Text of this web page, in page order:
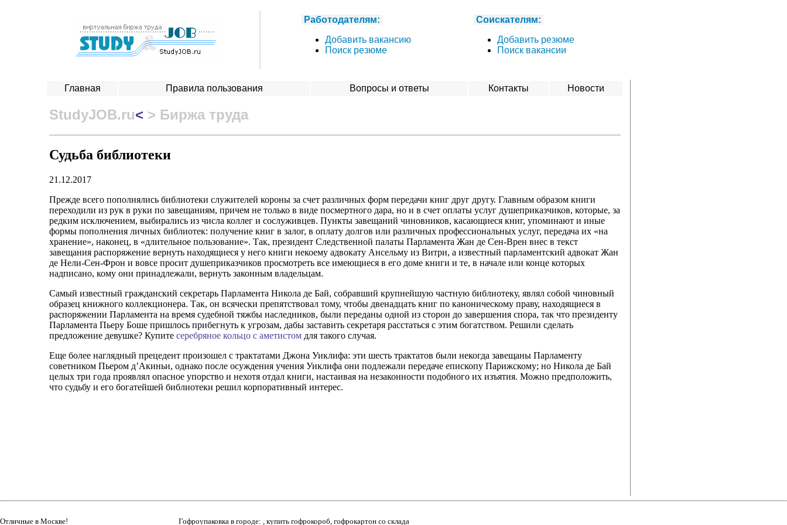
Работодателям:
Добавить вакансию
Поиск резюме
Соискателям:
Добавить резюме
Поиск вакансии
Главная Правила пользования Вопросы и ответы Контакты Новости
StudyJOB.ru< > Биржа труда
Судьба библиотеки
21.12.2017
Прежде всего пополнялись библиотеки служителей короны за счет различных форм передачи книг друг другу. Главным образом книги
переходили из рук в руки по завещаниям, причем не только в виде посмертного дара, но и в счет оплаты услуг душеприказчиков, которые, за
редким исключением, выбирались из числа коллег и сослуживцев. Пункты завещаний чиновников, касающиеся книг, упоминают и иные
формы пополнения личных библиотек: получение книг в залог, в оплату долгов или различных профессиональных услуг, передача их «на
хранение», наконец, в «длительное пользование». Так, президент Следственной палаты Парламента Жан де Сен-Врен внес в текст
завещания распоряжение вернуть находящиеся у него книги некоему адвокату Ансельму из Витри, а известный парламентский адвокат Жан
де Нели-Сен-Фрон и вовсе просит душеприказчиков просмотреть все имеющиеся в его доме книги и те, в начале или конце которых
надписано, кому они принадлежали, вернуть законным владельцам.
Самый известный гражданский секретарь Парламента Никола де Бай, собравший крупнейшую частную библиотеку, являл собой чиновный
образец книжного коллекционера. Так, он всячески препятствовал тому, чтобы двенадцать книг по каноническому праву, находящиеся в
распоряжении Парламента на время судебной тяжбы наследников, были переданы одной из сторон до завершения спора, так что президенту
Парламента Пьеру Боше пришлось прибегнуть к угрозам, дабы заставить секретаря расстаться с этим богатством. Решили сделать
предложение девушке? Купите серебряное кольцо с аметистомдля такого случая.
Еще более наглядный прецедент произошел с трактатами Джона Уиклифа: эти шесть трактатов были некогда завещаны Парламенту
советником Пьером д’Акиньи, однако после осуждения учения Уиклифа они подлежали передаче епископу Парижскому; но Никола де Бай
целых три года проявлял опасное упорство и нехотя отдал книги, настаивая на незаконности подобного их изъятия. Можно предположить,
что судьбу и его богатейшей библиотеки решил корпоративный интерес.
Отличные в Москве! Гофроупаковка в городе: , купить гофрокороб, гофрокартон со склада